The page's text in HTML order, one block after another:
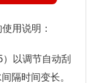
用说明：
以调节自动刮
隔时间变长。